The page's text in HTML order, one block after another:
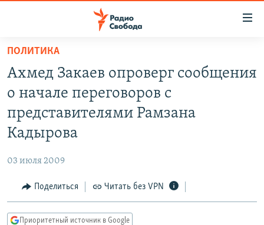
упрощенного
доступа
основному
содержанию
навигации
Вернутся
ПОДКАСТЫ
АВТОРСКИЕ ПРОЕКТЫ
ЦИТАТЫ СВОБОДЫ
IDEL.РЕАЛИИ
КАВКАЗ.РЕАЛИИ
ПОЛИТИКА
Ахмед Закаев опроверг сообщения
о начале переговоров с
представителями Рамзана
Кадырова
03 июля 2009
Поделиться Читать без VPN
Приоритетный источник в Google